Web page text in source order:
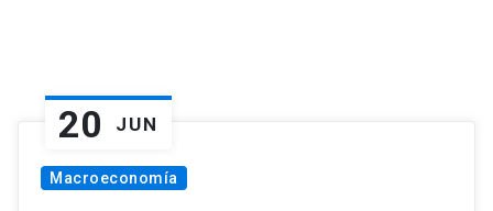
20 JUN
Macroeconomía